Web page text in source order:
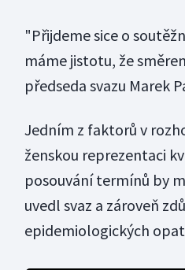
"Přijdeme sice o
máme jistotu, že
předseda svazu Marek
Jedním z faktorů v
ženskou reprezentaci
posouvání termínů by
uvedl svaz a zároveň
epidemiologických